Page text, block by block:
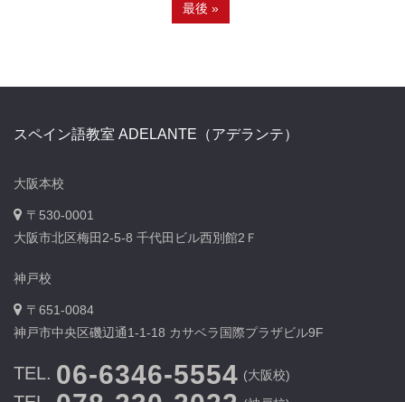
最後 »
スペイン語教室 ADELANTE（アデランテ）
大阪本校
〒530-0001
大阪市北区梅田2-5-8 千代田ビル西別館2Ｆ
神戸校
〒651-0084
神戸市中央区磯辺通1-1-18 カサベラ国際プラザビル9F
TEL. 06-6346-5554 (大阪校)